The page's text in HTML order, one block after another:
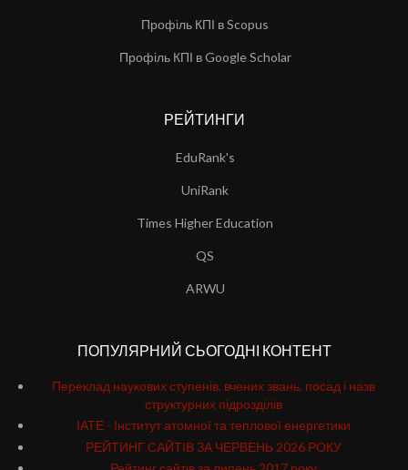
Профіль КПІ в Scopus
Профіль КПІ в Google Scholar
РЕЙТИНГИ
EduRank's
UniRank
Times Higher Education
QS
ARWU
ПОПУЛЯРНИЙ СЬОГОДНІ КОНТЕНТ
Переклад наукових ступенів. вчених звань, посад і назв
структурних підрозділів
ІАТЕ - Інститут атомної та теплової енергетики
РЕЙТИНГ САЙТІВ ЗА ЧЕРВЕНЬ 2026 РОКУ